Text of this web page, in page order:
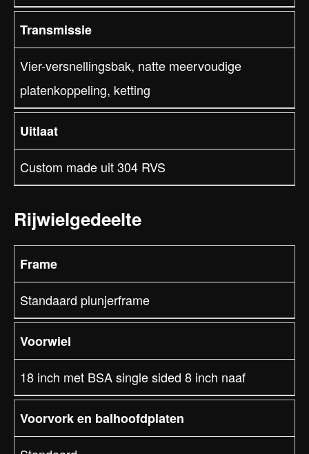
Transmissie
Vier-versnellingsbak, natte meervoudige
platenkoppeling, ketting
Uitlaat
Custom made uit 304 RVS
Rijwielgedeelte
Frame
Standaard plunjerframe
Voorwiel
18 inch met BSA single sided 8 inch naaf
Voorvork en balhoofdplaten